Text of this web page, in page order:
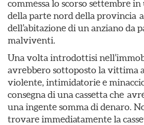
commessa lo scorso settembre
della parte nord della provincia
dell’abitazione di un anziano da
malviventi.
Una volta introdottisi
avrebbero sottoposto la vittima
violente, intimidatorie e
consegna di una cassetta che
una ingente somma di denaro.
trovare immediatamente la